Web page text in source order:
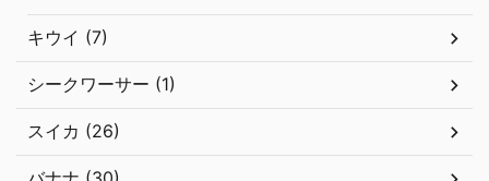
キウイ (7)
シークワーサー (1)
スイカ (26)